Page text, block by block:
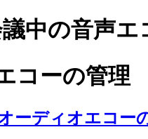
中の音声
コーの管理
ーディオエコー